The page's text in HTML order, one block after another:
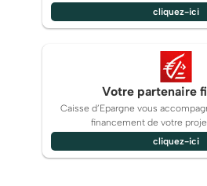
cliquez-ici
Votre partenaire
Caisse d’Epargne vous
financement de votre
cliquez-ici